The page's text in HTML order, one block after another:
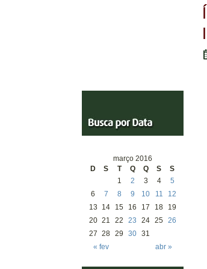
março 2016
D
S T Q Q S S
« fev abr »
1 2 3 4
5
6
7 8 9 10 11
12
13
14 15 16 17 18
19
20 21 22 23 24 25 26
27 28 29 30 31